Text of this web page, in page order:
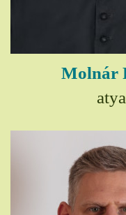
Molnár
atya